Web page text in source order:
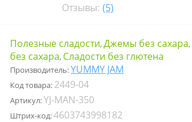
Отзывы: (5)
Полезные сладости,Джемы без сахара,
без сахара, Сладости без глютена
Производитель:YUMMY JAM
Код товара: 2449-04
Артикул:YJ-MAN-350
Штрих-код:4603743998182